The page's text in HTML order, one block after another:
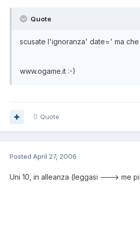
Quote
scusate l'ignoranza' date=' ma
www.ogame.it :-)
Quote
Posted April 27, 2006
Uni 10, in alleanza (leggasi ---> me